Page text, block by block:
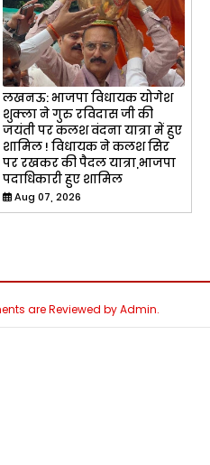
लखनऊ: भाजपा विधायक योगेश
शुक्ला ने गुरु रविदास जी की
जयंती पर कलश वंदना यात्रा में हुए
शामिल ! विधायक ने कलश सिर
पर रखकर की पैदल यात्रा,भाजपा
पदाधिकारी हुए शामिल
Aug 07, 2026
are Reviewed by Admin.